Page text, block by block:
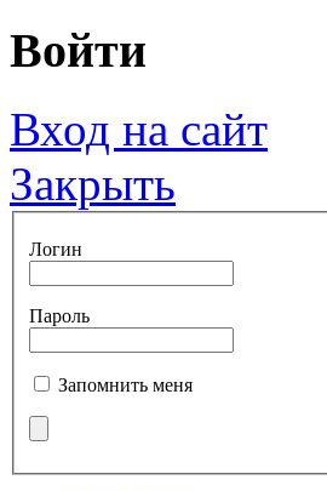
Войти
Вход на сайт
Закрыть
Логин
Пароль
Запомнить меня